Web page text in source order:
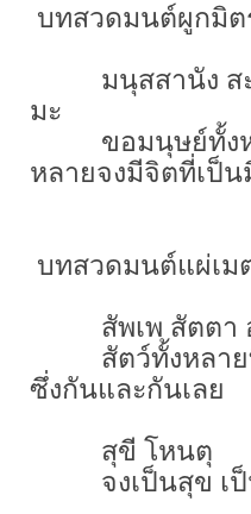
บทสวดมนต์ผูกมิ
มนุสสานัง สะห
มะ
ขอมนุษย์ทั้งหล
หลายจงมีจิตที่เป็
บทสวดมนต์แผ่เม
สัพเพ สัตตา อ
สัตว์ทั้งหลายที่เ
ซึ่งกันและกันเลย
สุขี โหนตุ
จงเป็นสุข เป็